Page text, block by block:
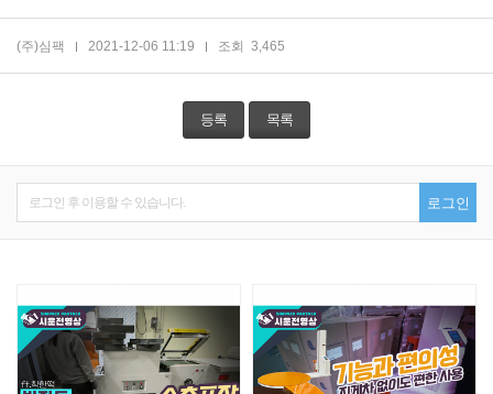
(주)심팩 2021-12-06 11:19 조회 3,465
등록 목록
로그인 후 이용할 수 있습니다. 로그인